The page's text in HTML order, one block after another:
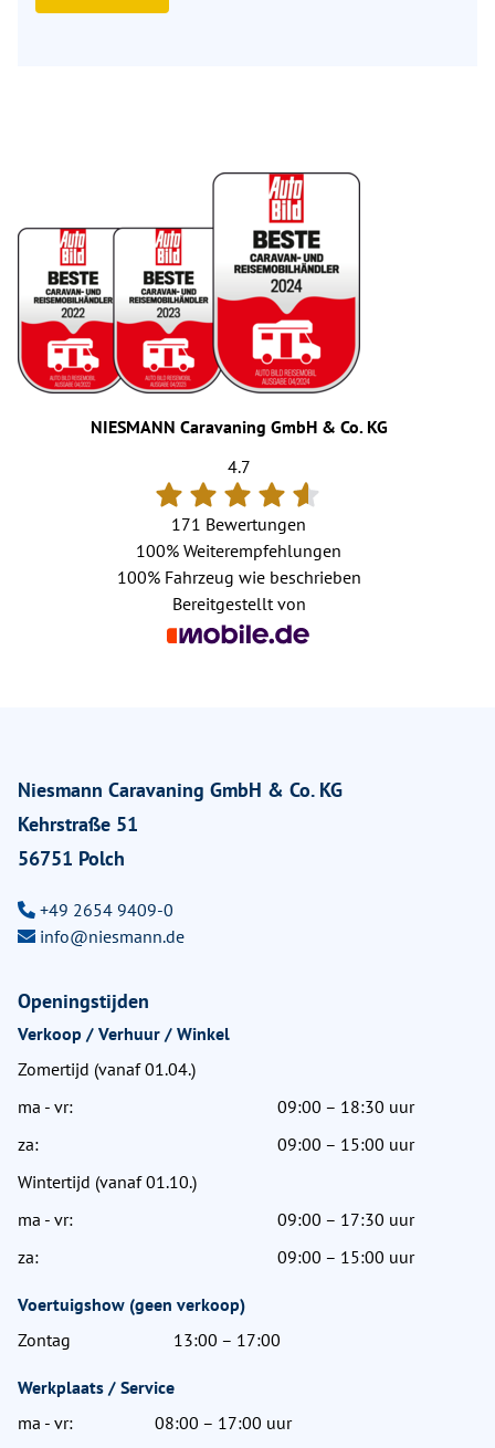
NIESMANN Caravaning GmbH & Co. KG
4.7
171 Bewertungen
100% Weiterempfehlungen
100%Fahrzeug wie beschrieben
Bereitgestellt von
Niesmann Caravaning GmbH & Co. KG
Kehrstraße 51
56751 Polch
+49 2654 9409-0
info@niesmann.de
Openingstijden
Verkoop / Verhuur / Winkel
Zomertijd (vanaf 01.04.)
ma - vr:
09:00 – 18:30 uur
za:
09:00 – 15:00 uur
Wintertijd (vanaf 01.10.)
ma - vr:
09:00 – 17:30 uur
za:
09:00 – 15:00 uur
Voertuigshow (geen verkoop)
Zontag
13:00 – 17:00
Werkplaats / Service
ma - vr:
08:00 – 17:00 uur